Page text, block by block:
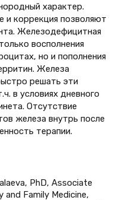
характер.
и коррекция позволяют
Железодефицитная
восполнения
но и пополнения
Железа
решать эти
в условиях дневного
Отсутствие
железа внутрь после
терапии.
PhD, Associate
Family Medicine,